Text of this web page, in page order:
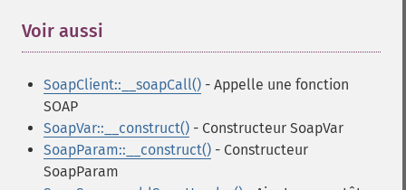
Voir aussi
SoapClient::__soapCall() - Appelle une fonction
SOAP
SoapVar::__construct() - Constructeur SoapVar
SoapParam::__construct() - Constructeur
SoapParam